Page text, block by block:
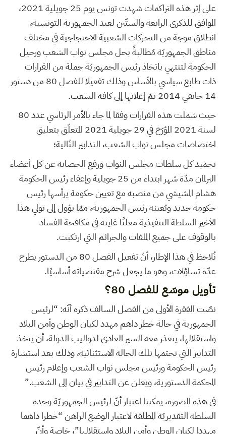
على إثر هذه التراكمات شهدت تونس يوم 25 جويلية 2021،
الموافق للذكرى الرابعة والستّين لعيد الجمهورية التونسية،
انطلاق موجة من التحركات الشعبية الاحتجاجية في مختلف
مناطق الجمهوريّة مُطالبةً بحل مجلس نواب الشعب ورحيل
الحكومة لتنتهي باتخاذ رئيس الجمهوريّة جملة من القرارات
ذات طابع سياسي بالأساس وذلك تفعيلا للفصل 80 من دستور
14 جانفي 2014 ثمّ إعلانها إلى كافة الشعب.
حيث شملت هذه القرارات وفقا لما جاء بالأمر الرئاسي عدد 80
لسنة 2021 المؤرّخ في 29 جويلية 2021 المتعلّق بتعليق
اختصاصات مجلس نواب الشعب، التدابير التّالية؛
تجميد كل سلطات مجلس النواب ورفع الحصانة عن كل أعضاء
البرلمان مدّة شهر ابتداء من 25 جويلية وإعفاء رئيس الحكومة
هشام المشيشي من منصبه مع تعيين حكومة يرأسها رئيس
حكومة جديد ويُعينه رئيس الجمهورية، ممّا يؤول إلى تولي هذا
الأخير السلطة التنفيذية معلنًا غايته في مكافحة الفساد
بالوقوف على جميع الملفات والجرائم التي ارتكبت.
نُلاحظ في هذا الإطار، أنّ تفعيل الفصل 80 من الدستور يطرح
عدّة تساؤلات، وهو ما يجعل شرح مقتضياته أساسيًا.
تأويل موسّع للفصل 80؟
نصّت الفقرة الأولى من الفصل السالف ذكره أنّه: “لرئيس
الجمهورية في حالة خطر داهم مهدد لكيان الوطن وأمن البلاد
واستقلالها، يتعذر معه السير العادي لدواليب الدولة، أن يتخذ
التدابير التي تحتمها تلك الحالة الاستثنائية، وذلك بعد استشارة
رئيس الحكومة ورئيس مجلس نواب الشعب وإعلام رئيس
المحكمة الدستورية، ويعلن عن التدابير في بيان إلى الشعب.”
في هذه الصورة، يمكننا اعتبار أنّ لرئيس الجمهوريّة وحده
السلطة التقديريّة المطلقة لاعتبار الوضع الراهن “خطرا داهما
مهددا لكيان الوطن وأمن البلاد واستقلالها”، خاصة وأنّ